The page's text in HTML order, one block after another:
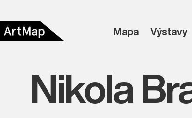
Mapa Výstavy
Nikola